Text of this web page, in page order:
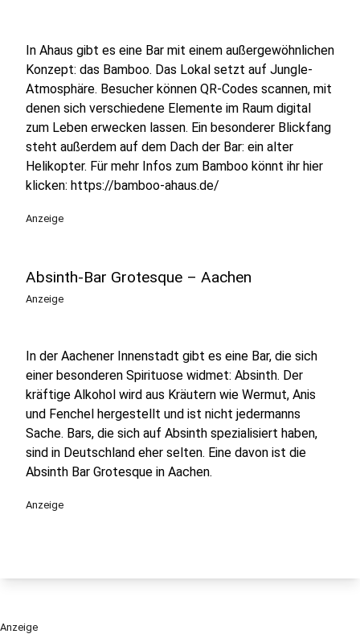
In Ahaus gibt es eine Bar mit einem außergewöhnlichen
Konzept: das Bamboo. Das Lokal setzt auf Jungle-
Atmosphäre. Besucher können QR-Codes scannen, mit
denen sich verschiedene Elemente im Raum digital
zum Leben erwecken lassen. Ein besonderer Blickfang
steht außerdem auf dem Dach der Bar: ein alter
Helikopter. Für mehr Infos zum Bamboo könnt ihr hier
klicken: https://bamboo-ahaus.de/
Anzeige
Absinth-Bar Grotesque – Aachen
Anzeige
In der Aachener Innenstadt gibt es eine Bar, die sich
einer besonderen Spirituose widmet: Absinth. Der
kräftige Alkohol wird aus Kräutern wie Wermut, Anis
und Fenchel hergestellt und ist nicht jedermanns
Sache. Bars, die sich auf Absinth spezialisiert haben,
sind in Deutschland eher selten. Eine davon ist die
Absinth Bar Grotesque in Aachen.
Anzeige
Anzeige